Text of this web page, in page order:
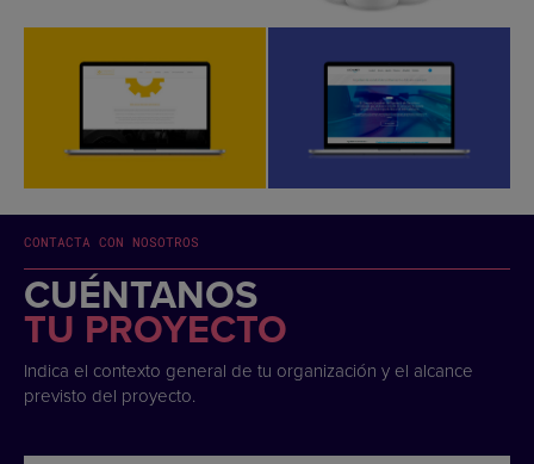
CONTACTA CON NOSOTROS
CUÉNTANOS
TU PROYECTO
Indica el contexto general de tu organización y el alcance
previsto del proyecto.